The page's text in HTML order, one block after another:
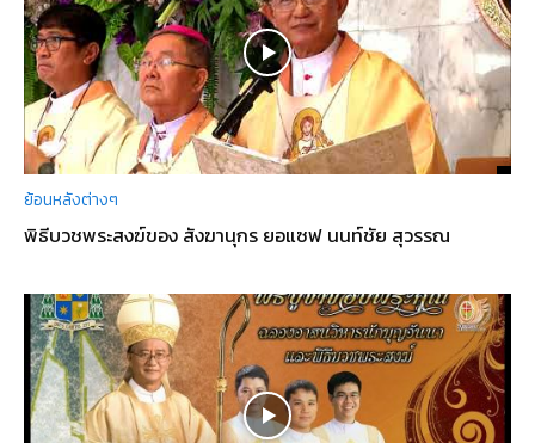
ย้อนหลังต่างๆ
พิธีบวชพระสงฆ์ของ สังฆานุกร ยอแซฟ นนท์ชัย สุวรรณ